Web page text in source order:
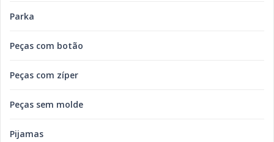
Parka
Peças com botão
Peças com zíper
Peças sem molde
Pijamas